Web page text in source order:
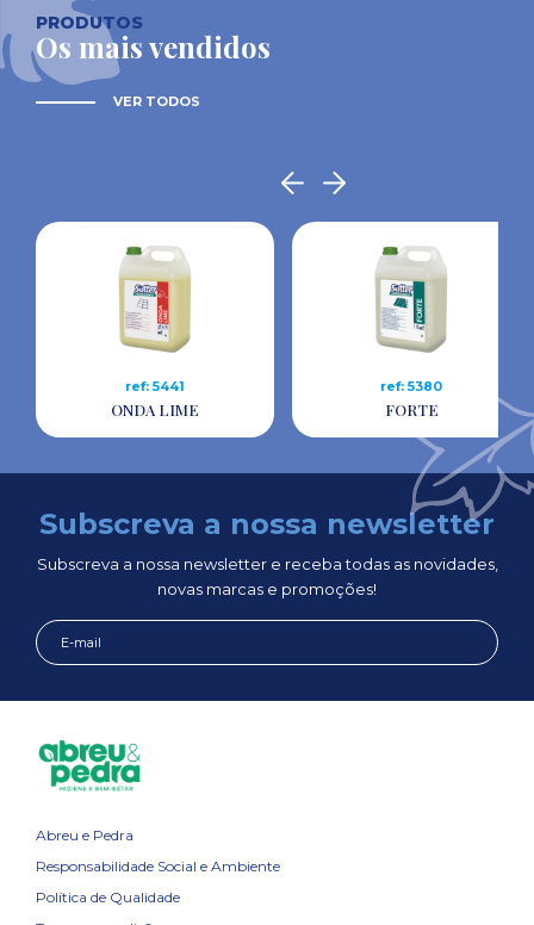
PRODUTOS
Os mais vendidos
VER TODOS
ref: 5441
ONDA LIME
ref: 5380
FORTE
Subscreva a nossa newsletter
Subscreva a nossa newsletter e receba todas as novidades,
novas marcas e promoções!
Abreu e Pedra
Responsabilidade Social e Ambiente
Política de Qualidade